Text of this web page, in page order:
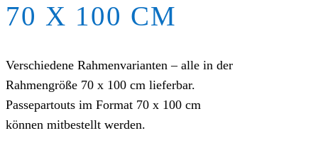
0 X 100 CM
Verschiedene Rahmenvarianten – alle in der
Rahmengröße 70 x 100 cm lieferbar.
Passepartouts im Format 70 x 100 cm
können mitbestellt werden.